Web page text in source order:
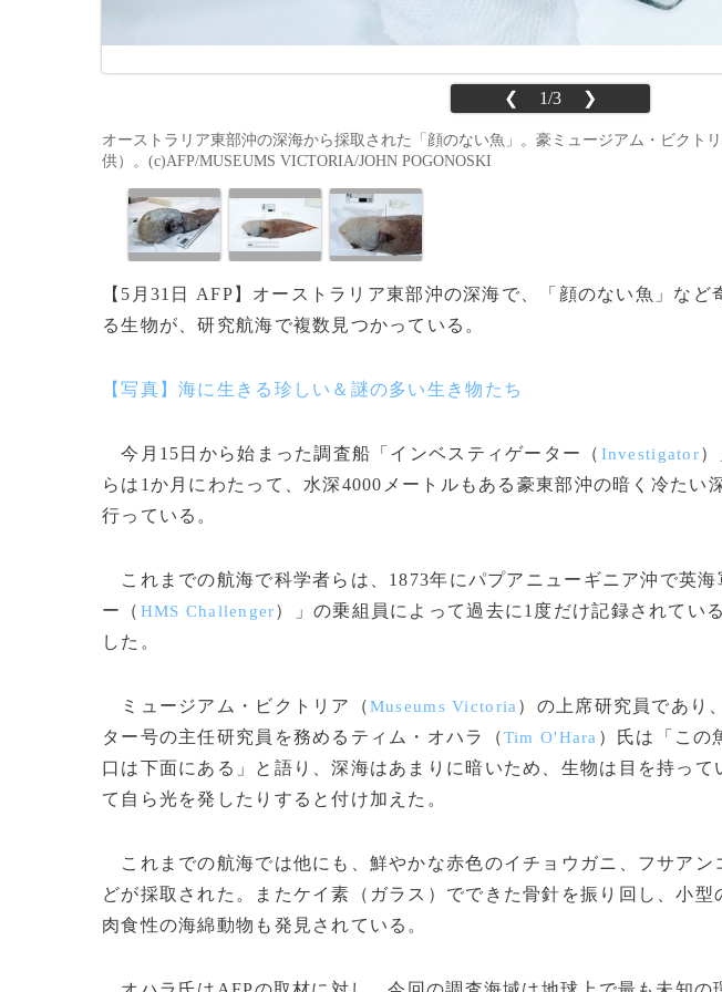
❮ 1/3 ❯
オーストラリア東部沖の深海から採取された「顔のない魚」。豪ミュージアム・ビクト
供）。(c)AFP/MUSEUMS VICTORIA/JOHN POGONOSKI
【5月31日 AFP】オーストラリア東部沖の深海で、「顔のない魚」な
る生物が、研究航海で複数見つかっている。
【写真】海に生きる珍しい＆謎の多い生き物たち
今月15日から始まった調査船「インベスティゲーター（ Investigator
らは1か月にわたって、水深4000メートルもある豪東部沖の暗く冷たい
行っている。
これまでの航海で科学者らは、1873年にパプアニューギニア沖で英海
ー（ HMS Challenger）」の乗組員によって過去に1度だけ記録されてい
した。
ミュージアム・ビクトリア（Museums Victoria ）の上席研究員であり
ター号の主任研究員を務めるティム・オハラ（Tim O'Hara ）氏は「この
口は下面にある」と語り、深海はあまりに暗いため、生物は目を持って
て自ら光を発したりすると付け加えた。
これまでの航海では他にも、鮮やかな赤色のイチョウガニ、フサアン
どが採取された。またケイ素（ガラス）でできた骨針を振り回し、小型
肉食性の海綿動物も発見されている。